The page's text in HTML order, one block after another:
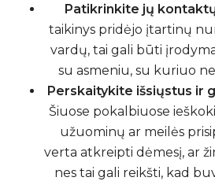
Patikrinkite jų
taikinys pridėjo įtartinų
vardų, tai gali būti
su asmeniu, su kuriuo
Perskaitykite išsiųstus ir
Šiuose pokalbiuose
užuominų ar meilės
verta atkreipti dėmesį, ar
nes tai gali reikšti, kad